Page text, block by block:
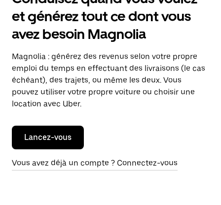
et générez tout ce dont vous
avez besoin Magnolia
Magnolia : générez des revenus selon votre propre
emploi du temps en effectuant des livraisons (le cas
échéant), des trajets, ou même les deux. Vous
pouvez utiliser votre propre voiture ou choisir une
location avec Uber.
Lancez-vous
Vous avez déjà un compte ? Connectez-vous